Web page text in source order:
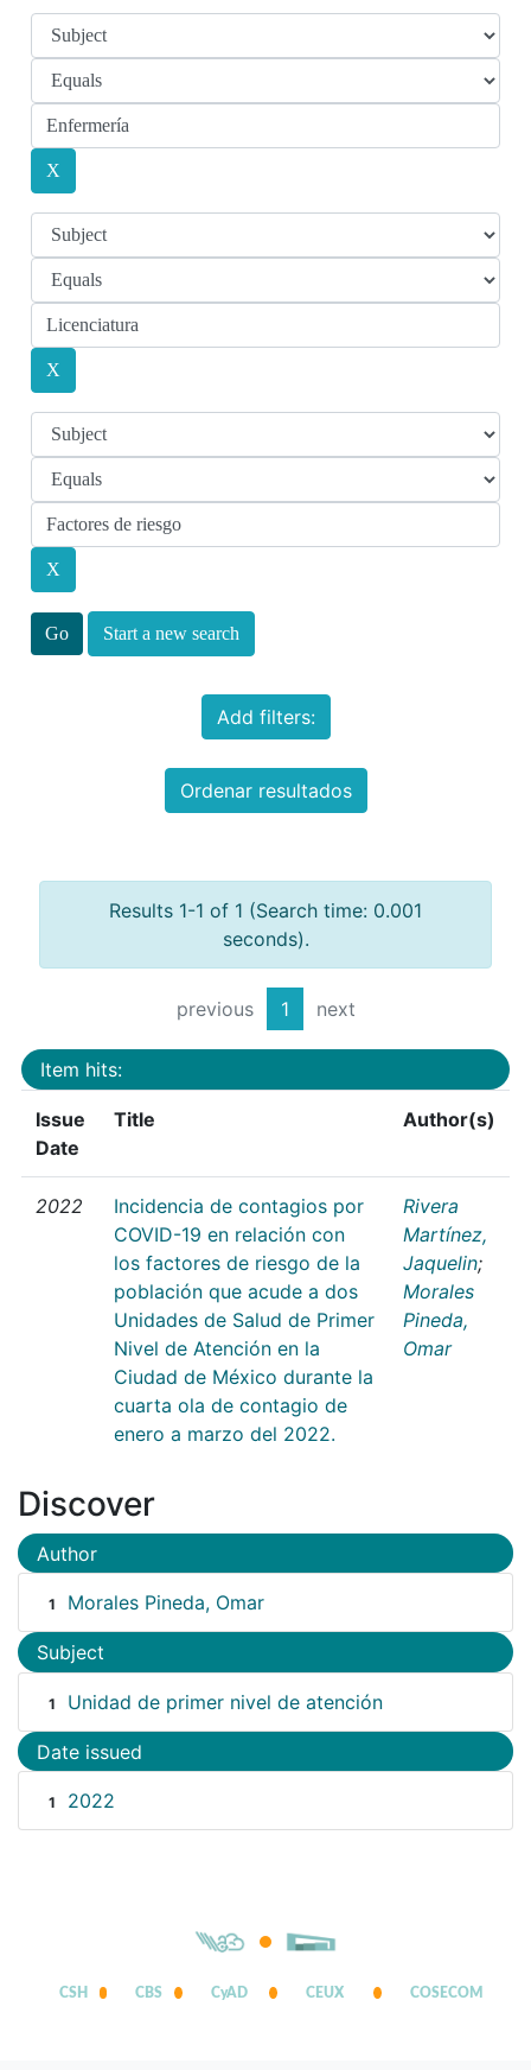
Start a new search
Add filters:
Ordenar resultados
Results 1-1 of 1 (Search time: 0.001
seconds).
previous 1 next
Item hits:
Issue
Date
Title Author(s)
2022
Incidencia de contagios por
COVID-19 en relación con
los factores de riesgo de la
población que acude a dos
Unidades de Salud de Primer
Nivel de Atención en la
Ciudad de México durante la
cuarta ola de contagio de
enero a marzo del 2022.
Rivera
Martínez,
Jaquelin;
Morales
Pineda,
Omar
Discover
Author
1 Morales Pineda, Omar
Subject
1 Unidad de primer nivel de atención
Date issued
1 2022
CSH CBS CyAD CEUX COSECOM